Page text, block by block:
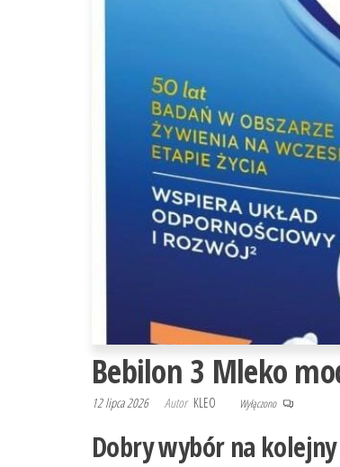
Bebilon 3 Mleko
12 lipca 2026 Autor KLEO Wyłączono
Dobry wybór na